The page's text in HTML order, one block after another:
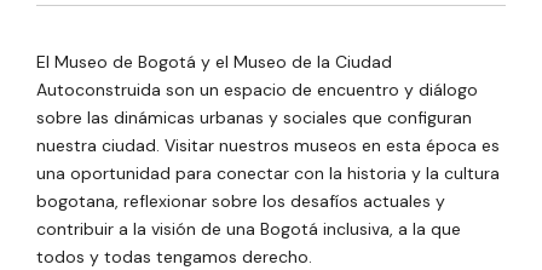
El Museo de Bogotá y el Museo de la Ciudad
Autoconstruida son un espacio de encuentro y diálogo
sobre las dinámicas urbanas y sociales que configuran
nuestra ciudad. Visitar nuestros museos en esta época es
una oportunidad para conectar con la historia y la cultura
bogotana, reflexionar sobre los desafíos actuales y
contribuir a la visión de una Bogotá inclusiva, a la que
todos y todas tengamos derecho.